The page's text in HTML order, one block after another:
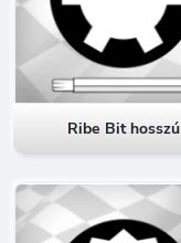
Ribe Bit hosszú